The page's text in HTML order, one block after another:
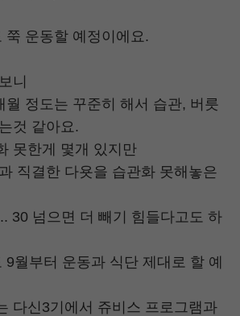
쭉 운동할 예정이에요.
니
월 정도는 꾸준히 해서 습관, 버릇
것 같아요.
못한게 몇개 있지만
직결한 다욧을 습관화 못해놓은
30 넘으면 더 빼기 힘들다고도 하
9월부터 운동과 식단 제대로 할 예
다신3기에서 쥬비스 프로그램과